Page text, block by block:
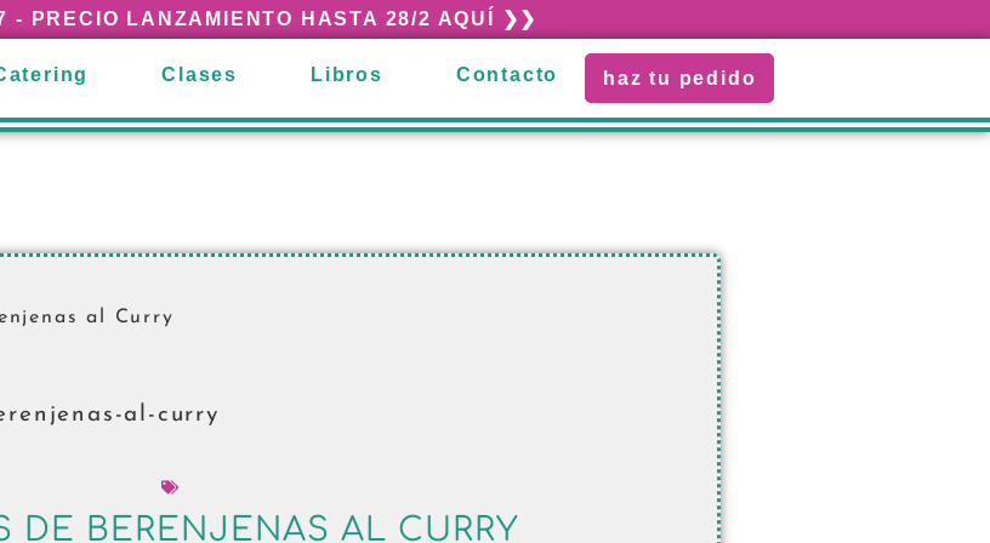
- PRECIO LANZAMIENTO HASTA 28/2 AQUÍ ❯❯
Clases Libros Contacto haz tu pedido
al Curry
DE BERENJENAS AL CURRY